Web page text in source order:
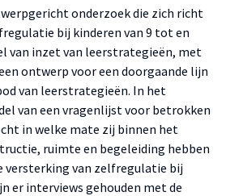
onderzoek die zich richt
bij kinderen van 9 tot en
van inzet van leerstrategieën, met
ontwerp voor een doorgaande lijn
van leerstrategieën. In het
van een vragenlijst voor betrokken
in welke mate zij binnen het
ruimte en begeleiding hebben
versterking van zelfregulatie bij
er interviews gehouden met de